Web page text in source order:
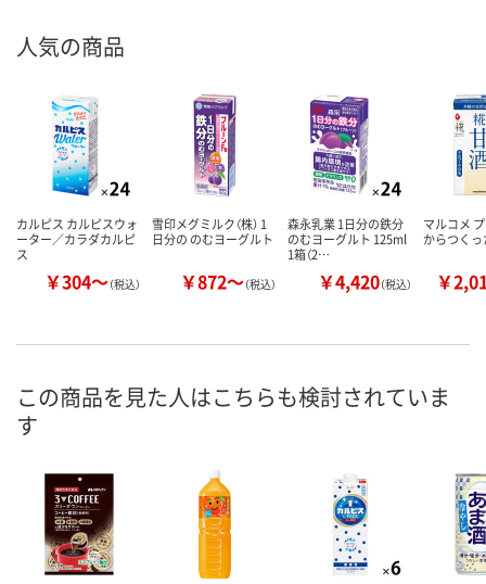
人気の商品
カルピス カルピスウォ
ーター／カラダカルピ
ス
￥304～（税込）
雪印メグミルク（株） 1
日分の のむヨーグルト
￥872～（税込）
森永乳業 1日分の鉄分
のむヨーグルト 125ml
1箱（2…
￥4,420（税込）
マルコメ
からつく
￥
この商品を見た人はこちらも検討されていま
す